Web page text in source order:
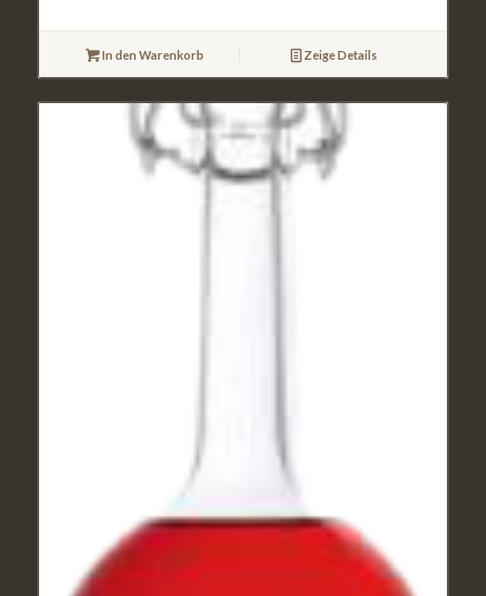
In den Warenkorb Zeige Details